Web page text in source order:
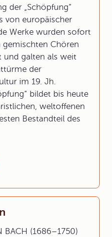
der „Schöpfung“
von europäischer
Werke wurden sofort
Chören
und galten als weit
der
im 19. Jh.
bildet bis heute
weltoffenen
Bestandteil des
BACH (1686–1750)